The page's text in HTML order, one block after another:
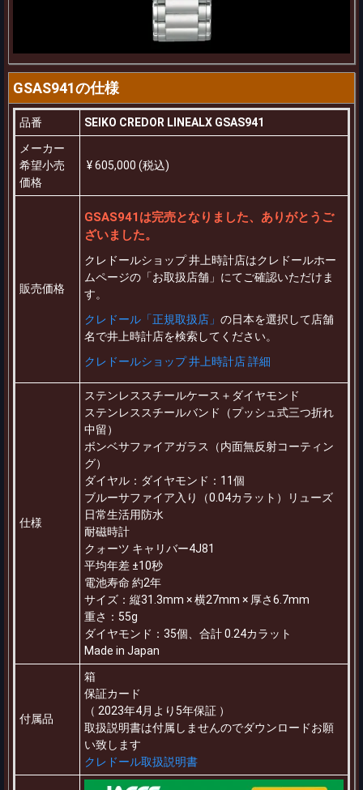
GSAS941の仕様
品番
SEIKO CREDOR LINEALX GSAS941
メーカー
希望小売
価格
¥ 605,000 (税込)
販売価格
GSAS941は完売となりました、ありがとうご
ざいました。
クレドールショップ 井上時計店はクレドールホー
ムページの「お取扱店舗」にてご確認いただけま
す。
クレドール「正規取扱店」 の日本を選択して店舗
名で井上時計店を検索してください。
クレドールショップ 井上時計店 詳細
仕様
ステンレススチールケース＋ダイヤモンド
ステンレススチールバンド（プッシュ式三つ折れ
中留）
ボンベサファイアガラス（内面無反射コーティン
グ）
ダイヤル：ダイヤモンド：11個
ブルーサファイア入り（0.04カラット）リューズ
日常生活用防水
耐磁時計
クォーツ キャリバー4J81
平均年差 ±10秒
電池寿命 約2年
サイズ：縦31.3mm × 横27mm × 厚さ6.7mm
重さ：55g
ダイヤモンド：35個、合計 0.24カラット
Made in Japan
付属品
箱
保証カード
（ 2023年4月より5年保証 ）
取扱説明書は付属しませんのでダウンロードお願
い致します
クレドール取扱説明書